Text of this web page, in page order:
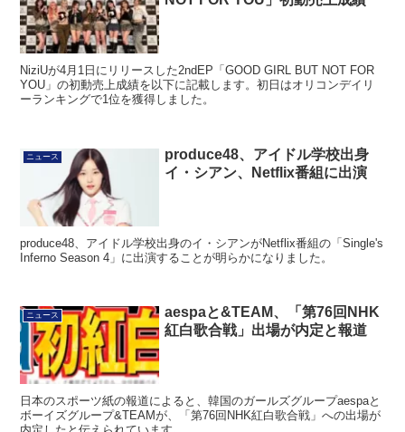
NOT FOR YOU」初動売上成績
NiziUが4月1日にリリースした2ndEP「GOOD GIRL BUT NOT FOR
YOU」の初動売上成績を以下に記載します。初日はオリコンデイリ
ーランキングで1位を獲得しました。
ニュース
produce48、アイドル学校出身
イ・シアン、Netflix番組に出演
produce48、アイドル学校出身のイ・シアンがNetflix番組の「Single's
Inferno Season 4」に出演することが明らかになりました。
ニュース
aespaと&TEAM、「第76回NHK
紅白歌合戦」出場が内定と報道
日本のスポーツ紙の報道によると、韓国のガールズグループaespaと
ボーイズグループ&TEAMが、「第76回NHK紅白歌合戦」への出場が